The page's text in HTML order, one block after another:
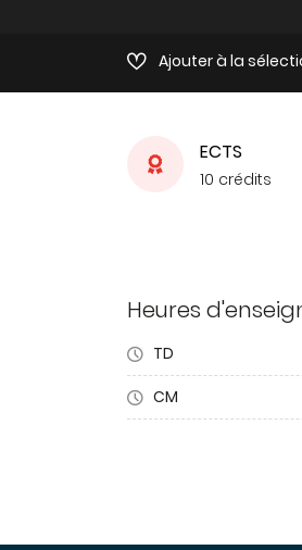
Ajouter à la
ECTS
10 crédits
Heures
TD
CM